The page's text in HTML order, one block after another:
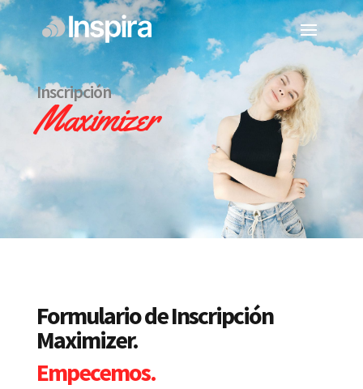
Inscripción
Maximizer
Formulario de Inscripción
Maximizer.
Empecemos.